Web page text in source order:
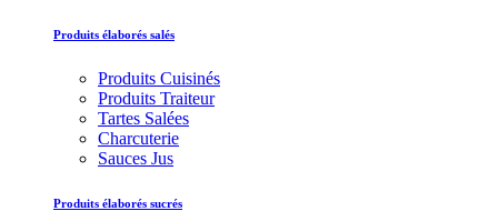
Produits élaborés salés
Produits Cuisinés
Produits Traiteur
Tartes Salées
Charcuterie
Sauces Jus
Produits élaborés sucrés